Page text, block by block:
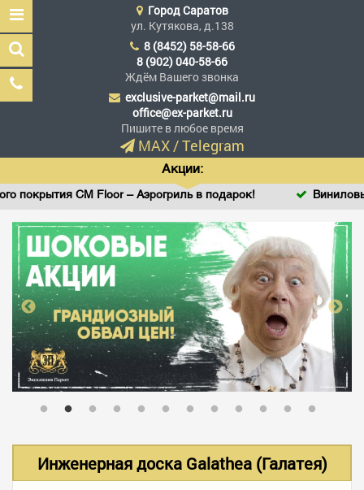
Эксклюзив Паркет
Мы сделали эксклюзив
доступным
ГЛАВНАЯ
АССОРТИМЕНТ
В НАЛИЧИИ
ГородСаратов
ул. Кутякова, д.138
8 (8452) 58-58-66
8 (902) 040-58-66
Ждём Вашего звонка
exclusive-parket@mail.ru
office@ex-parket.ru
Пишите в любое время
MAX/Telegram
Акции:
CM Floor – Аэрогриль в подарок! Виниловый SPC
Инженерная доска Galathea (Галатея)